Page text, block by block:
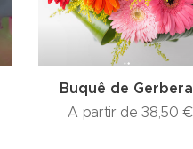
Buquê de
A partir de38,50 €